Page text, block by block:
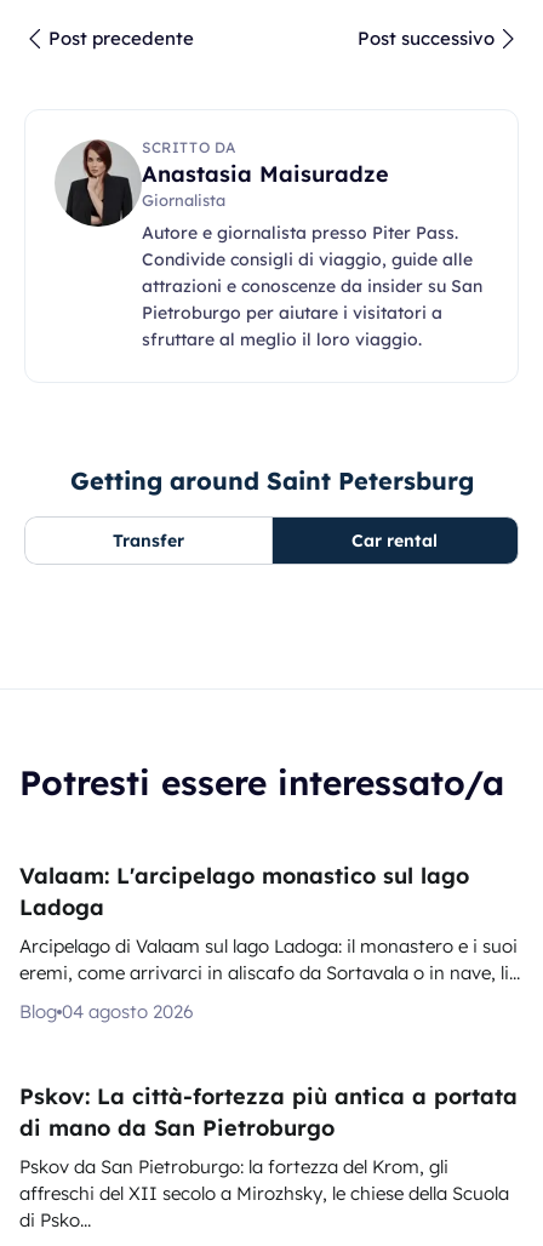
Post precedente Post successivo
SCRITTO DA
Anastasia Maisuradze
Giornalista
Autore e giornalista presso Piter Pass.
Condivide consigli di viaggio, guide alle
attrazioni e conoscenze da insider su San
Pietroburgo per aiutare i visitatori a
sfruttare al meglio il loro viaggio.
Getting around Saint Petersburg
Transfer Car rental
Potresti essere interessato/a
Valaam: L'arcipelago monastico sul lago
Ladoga
Arcipelago di Valaam sul lago Ladoga: il monastero e i suoi
eremi, come arrivarci in aliscafo da Sortavala o in nave, li...
Blog 04 agosto 2026
Pskov: La città-fortezza più antica a portata
di mano da San Pietroburgo
Pskov da San Pietroburgo: la fortezza del Krom, gli
affreschi del XII secolo a Mirozhsky, le chiese della Scuola
di Psko...